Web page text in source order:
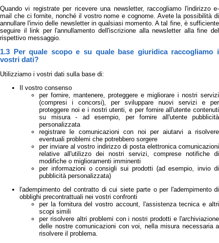
Quando vi registrate per ricevere una newsletter, raccogliamo l'indirizzo e-
mail che ci fornite, nonché il vostro nome e cognome. Avete la possibilità di
annullare l'invio delle newsletter in qualsiasi momento. A tal fine, è sufficiente
seguire il link per l'annullamento dell'iscrizione alla newsletter alla fine del
rispettivo messaggio.
1.3 Per quale scopo e su quale base giuridica raccogliamo i
vostri dati?
Utilizziamo i vostri dati sulla base di:
Il vostro consenso
per fornire, mantenere, proteggere e migliorare i nostri servizi
(compresi i concorsi), per sviluppare nuovi servizi e per
proteggere noi e i nostri utenti, e per fornire all'utente contenuti
su misura - ad esempio, per fornire all'utente pubblicità
personalizzata
registrare le comunicazioni con noi per aiutarvi a risolvere
eventuali problemi che potrebbero sorgere
per inviare al vostro indirizzo di posta elettronica comunicazioni
relative all'utilizzo dei nostri servizi, comprese notifiche di
modifiche o miglioramenti imminenti
per informazioni o consigli sui prodotti (ad esempio, invio di
pubblicità personalizzata)
l'adempimento del contratto di cui siete parte o per l'adempimento di
obblighi precontrattuali nei vostri confronti
per la fornitura del vostro account, l'assistenza tecnica e altri
scopi simili
per risolvere altri problemi con i nostri prodotti e l'archiviazione
delle nostre comunicazioni con voi, nella misura necessaria a
risolvere il problema.